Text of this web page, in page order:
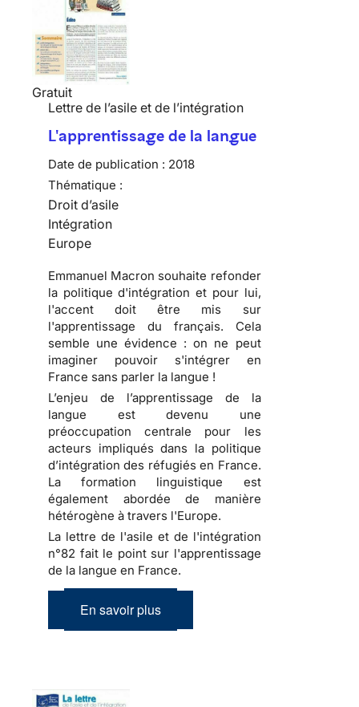
Gratuit
Lettre de l’asile et de l’intégration
L'apprentissage de la langue
Date de publication : 2018
Thématique :
Droit d’asile
Intégration
Europe
Emmanuel Macron souhaite refonder
la politique d'intégration et pour lui,
l'accent doit être mis sur
l'apprentissage du français. Cela
semble une évidence : on ne peut
imaginer pouvoir s'intégrer en
France sans parler la langue !
L’enjeu de l’apprentissage de la
langue est devenu une
préoccupation centrale pour les
acteurs impliqués dans la politique
d’intégration des réfugiés en France.
La formation linguistique est
également abordée de manière
hétérogène à travers l'Europe.
La lettre de l'asile et de l'intégration
n°82 fait le point sur l'apprentissage
de la langue en France.
En savoir plus